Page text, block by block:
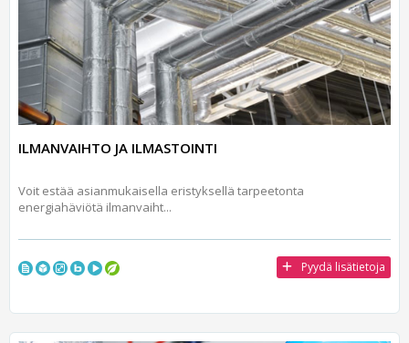
ILMANVAIHTO JA ILMASTOINTI
Voit estää asianmukaisella eristyksellä tarpeetonta
energiahäviötä ilmanvaiht...
Pyydä lisätietoja